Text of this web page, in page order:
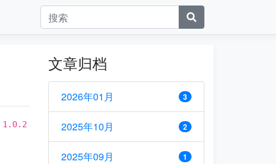
1.0.2
文章归档
2026年01月 3
2025年10月 2
2025年09月 1